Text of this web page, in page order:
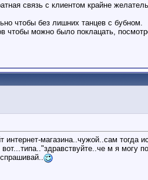
связь с клиентом крайне
чтобы без лишних танцев с бубном.
чтобы можно было поклацать,
магазина..чужой..сам тогда
м я могу